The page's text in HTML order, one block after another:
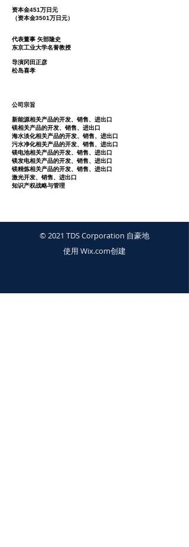
资本金451万日元
​（资本金3501万日元）
代表董事 矢部隆史
东京工业大学名誉教授
导演冈田正彦
​松岛喜孝
公司宗旨
新能源相关产品的开发、销售、进出口
镁相关产品的开发、销售、进出口
海水淡化相关产品的开发、销售、进出口
污水净化相关产品的开发、销售、进出口
镁电池相关产品的开发、销售、进出口
镁发电相关产品的开发、销售、进出口
镁精炼相关产品的开发、销售、进出口
激光开发、销售、进出口
​知识产权战略与管理
© 2021 TDS Corporation 自豪地
使用 Wix.com创建